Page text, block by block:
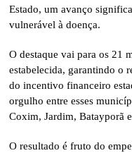
Estado, um avanço
vulnerável à doença.
O destaque vai para os 21
estabelecida, garantindo o
do incentivo financeiro
orgulho entre esses
Coxim, Jardim, Batayporã
O resultado é fruto do